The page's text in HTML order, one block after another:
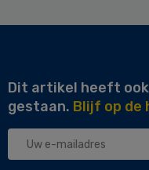
Dit artikel heeft
gestaan. Blijf op de
Uw